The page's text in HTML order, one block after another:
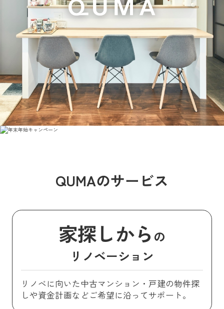
QUMAのサービス
家探しから の
リノベーション
リノベに向いた中古マンション・戸建の物件探
しや資金計画などご希望に沿ってサポート。